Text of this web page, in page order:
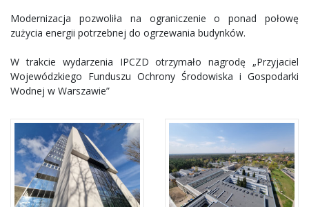
Modernizacja pozwoliła na ograniczenie o ponad połowę
zużycia energii potrzebnej do ogrzewania budynków.
W trakcie wydarzenia IPCZD otrzymało nagrodę „Przyjaciel
Wojewódzkiego Funduszu Ochrony Środowiska i Gospodarki
Wodnej w Warszawie”